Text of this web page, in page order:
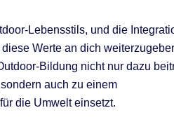
Lebensstils, und die
Werte an dich
Bildung nicht nur dazu
auch zu einem
die Umwelt einsetzt.